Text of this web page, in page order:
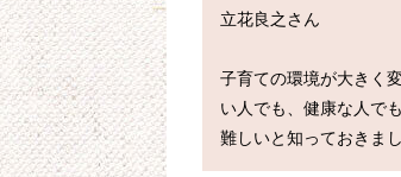
立花良之さん
子育ての環境が大きく
い人でも、健康な人で